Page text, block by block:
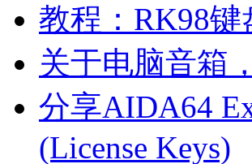
教程：RK98
关于电脑音箱
分享AIDA64
(License Keys)